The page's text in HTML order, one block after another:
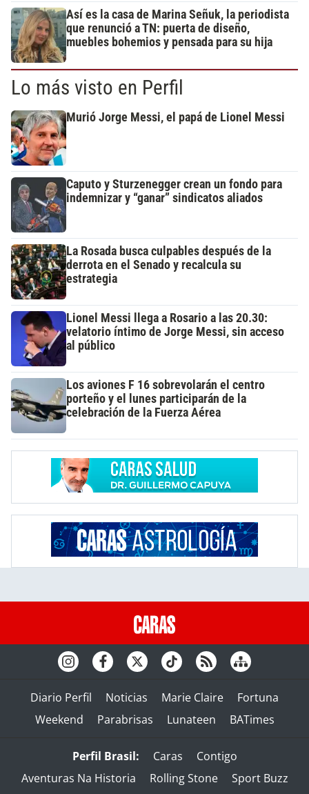
Así es la casa de Marina Señuk, la periodista
que renunció a TN: puerta de diseño,
muebles bohemios y pensada para su hija
Lo más visto en Perfil
Murió Jorge Messi, el papá de Lionel Messi
Caputo y Sturzenegger crean un fondo para
indemnizar y “ganar” sindicatos aliados
La Rosada busca culpables después de la
derrota en el Senado y recalcula su
estrategia
Lionel Messi llega a Rosario a las 20.30:
velatorio íntimo de Jorge Messi, sin acceso
al público
Los aviones F 16 sobrevolarán el centro
porteño y el lunes participarán de la
celebración de la Fuerza Aérea
Diario Perfil Noticias Marie Claire
Fortuna
Weekend
Parabrisas Lunateen BATimes
Perfil Brasil: Caras
Contigo
Aventuras Na Historia
Rolling Stone
Sport Buzz